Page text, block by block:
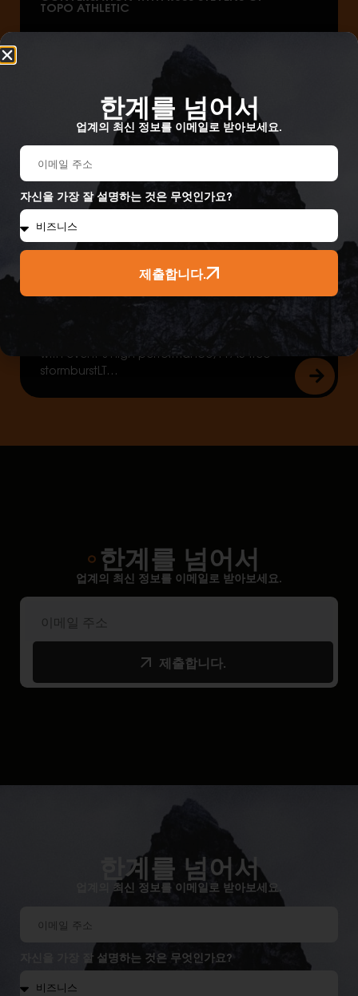
TOPO ATHLETIC
In The News
EVENT FABRICS ANNOUNCES FIRST-TO-
MARKET PARTNERSHIP WITH ITALIAN ALÉ
Alé is the first brand to offer cycling apparel
with eVent’s high performance, PFAS-free
stormburstLT…
한계를 넘어서
업계의 최신 정보를 이메일로 받아보세요.
제출합니다.
한계를 넘어서
업계의 최신 정보를 이메일로 받아보세요.
자신을 가장 잘 설명하는 것은 무엇인가요?
한계를 넘어서
업계의 최신 정보를 이메일로 받아보세요.
자신을 가장 잘 설명하는 것은 무엇인가요?
제출합니다.